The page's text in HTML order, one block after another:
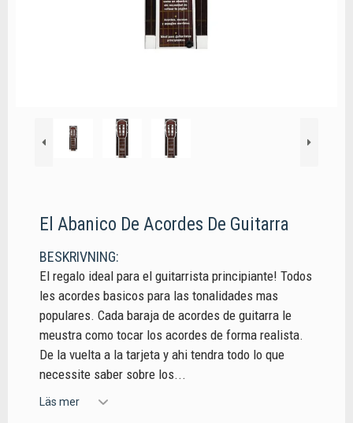
El Abanico De Acordes De Guitarra
BESKRIVNING:
El regalo ideal para el guitarrista principiante! Todos
les acordes basicos para las tonalidades mas
populares. Cada baraja de acordes de guitarra le
meustra como tocar los acordes de forma realista.
De la vuelta a la tarjeta y ahi tendra todo lo que
necessite saber sobre los...
Läs mer